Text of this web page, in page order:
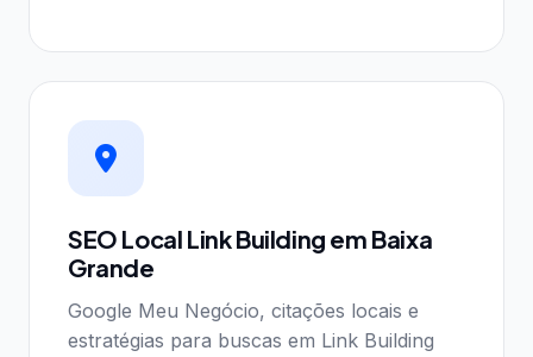
SEO Local Link Building em Baixa
Grande
Google Meu Negócio, citações locais e
estratégias para buscas em Link Building